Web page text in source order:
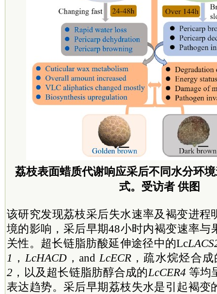
荔枝表面蜡质代谢响应采后不同水分环
式。受访者 供图
该研究发现荔枝采后失水速率及褐变进程
境的影响，采后早期48小时内褐变速率与
关性。超长链脂肪酸延伸途径中的Lc
1 ， LcHACD，and LcECR，疏水烷烃合成
2 ，以及超长链脂肪醇合成的LcCER4 等均
表达趋势。采后早期荔枝失水是引起褐变